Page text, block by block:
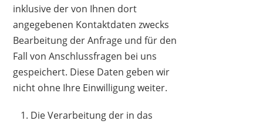
inklusive der von Ihnen dort
angegebenen Kontaktdaten zwecks
Bearbeitung der Anfrage und für den
Fall von Anschlussfragen bei uns
gespeichert. Diese Daten geben wir
nicht ohne Ihre Einwilligung weiter.
Die Verarbeitung der in das